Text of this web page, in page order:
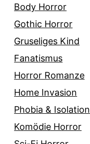
Body Horror
Gothic Horror
Gruseliges Kind
Fanatismus
Horror Romanze
Home Invasion
Phobia & Isolation
Komödie Horror